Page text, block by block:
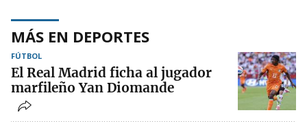
MÁS EN DEPORTES
FÚTBOL
El Real Madrid ficha al jugador
marfileño Yan Diomande